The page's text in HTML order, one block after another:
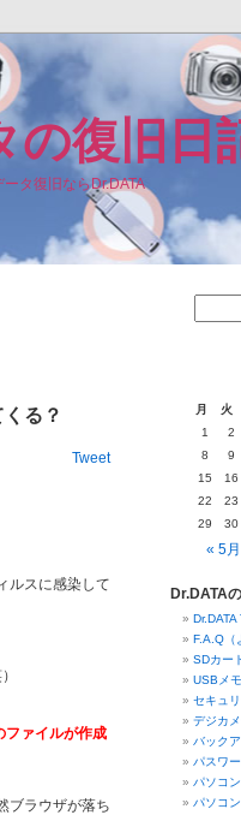
の復旧日
タ復旧ならDr.DATA
る？
Tweet
ルスに感染して
ァイルが作成
ブラウザが落ち
月 火
« 5月
1 2
8
9
15
16
22
23
29
30
Dr.DATA
F.A.Q（
SDカー
USBメ
セキュ
デジカ
バック
パスワ
パソコ
パソコ